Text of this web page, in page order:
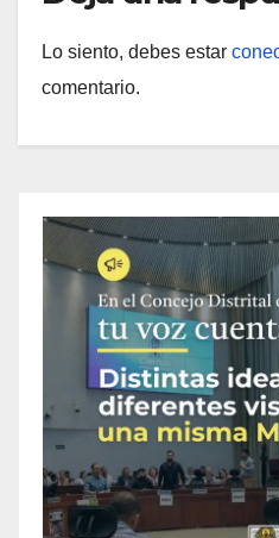
Lo siento, debes estar
comentario.